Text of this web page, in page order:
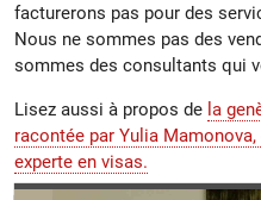
facturerons pas pour des
Nous ne sommes pas des
sommes des consultants qui
Lisez aussi à propos de la
racontée par Yulia
experte en visas.